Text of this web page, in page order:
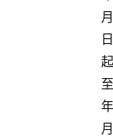
月
日
起
至
年
月